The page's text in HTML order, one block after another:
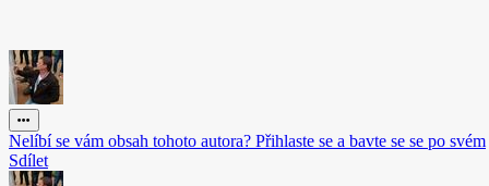
Nelíbí se vám obsah tohoto autora? Přihlaste se a bavte se se po svém
Sdílet